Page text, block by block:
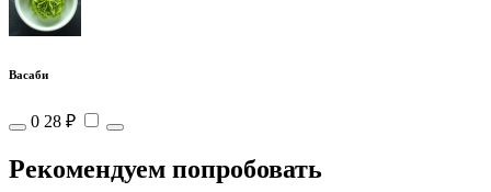
Васаби
0 28 ₽
Рекомендуем попробовать